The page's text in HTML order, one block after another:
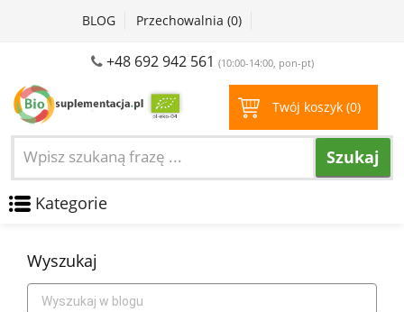
BLOG Przechowalnia (0)
+48 692 942 561 (10:00-14:00, pon-pt)
Twój koszyk (0)
Szukaj
Kategorie
Wyszukaj